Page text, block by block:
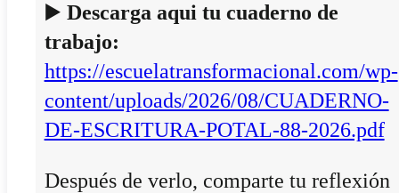
▶️ Descarga aqui tu cuaderno de
trabajo:
https://escuelatransformacional.com/wp-
content/uploads/2026/08/CUADERNO-
DE-ESCRITURA-POTAL-88-2026.pdf
Después de verlo, comparte tu reflexión